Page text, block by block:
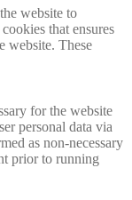
website to
that ensures
website. These
for the website
personal data via
as non-necessary
prior to running